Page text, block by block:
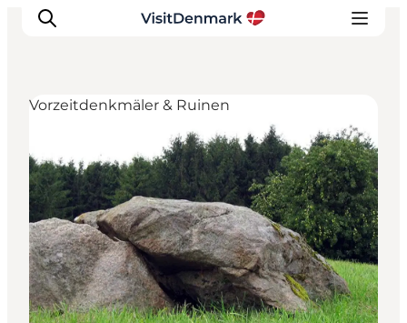
Inspiration
Regionen
Erlebnisse
Unterkünfte
Reiseplanung
Vorzeitdenkmäler & Ruinen